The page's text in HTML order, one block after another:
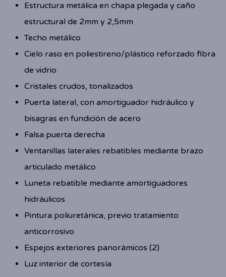
Estructura metálica en chapa plegada y caño
estructural de 2mm y 2,5mm
Techo metálico
Cielo raso en poliestireno/plástico reforzado fibra
de vidrio
Cristales crudos, tonalizados
Puerta lateral, con amortiguador hidráulico y
bisagras en fundición de acero
Falsa puerta derecha
Ventanillas laterales rebatibles mediante brazo
articulado metálico
Luneta rebatible mediante amortiguadores
hidráulicos
Pintura poliuretánica, previo tratamiento
anticorrosivo
Espejos exteriores panorámicos (2)
Luz interior de cortesía